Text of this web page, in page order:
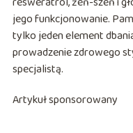
jego funkcjonowanie.
tylko jeden element
prowadzenie zdrowego
specjalistą.
Artykuł sponsorowany